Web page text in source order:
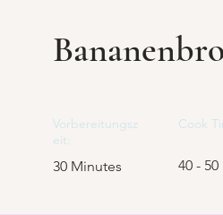
Vorbereitungsz
eit:
30 Minutes
Cook
40 -